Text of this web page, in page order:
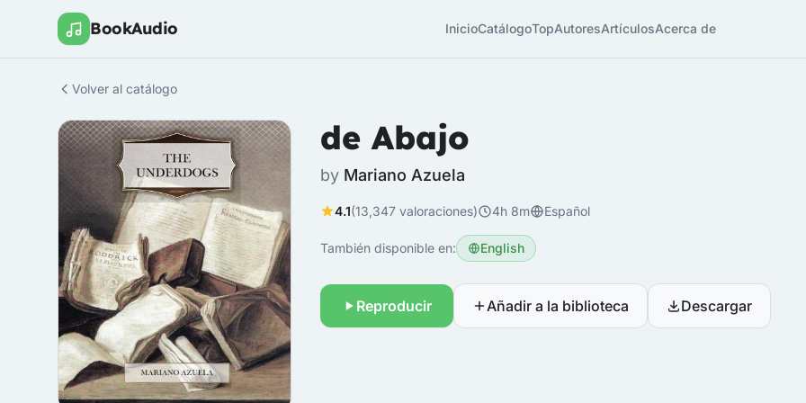
BookAudio InicioCatálogoTopAutoresArtículosAcerca de
Volver al catálogo
de Abajo
by Mariano Azuela
4.1(13,347 valoraciones) 4h 8m Español
También disponible en: English
Reproducir Añadir a la biblioteca Descargar